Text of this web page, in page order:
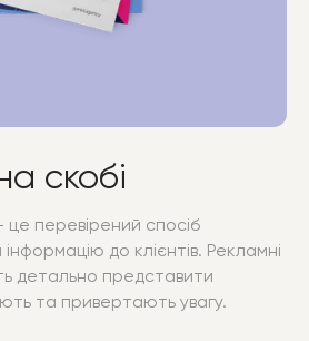
скобі
перевірений спосіб
до клієнтів. Рекламні
детально представити
та привертають увагу.